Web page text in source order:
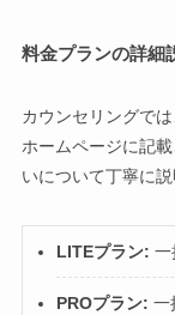
料金プランの詳細
カウンセリングで
ホームページに記
いについて丁寧に
LITEプラン: 一
PROプラン: 一